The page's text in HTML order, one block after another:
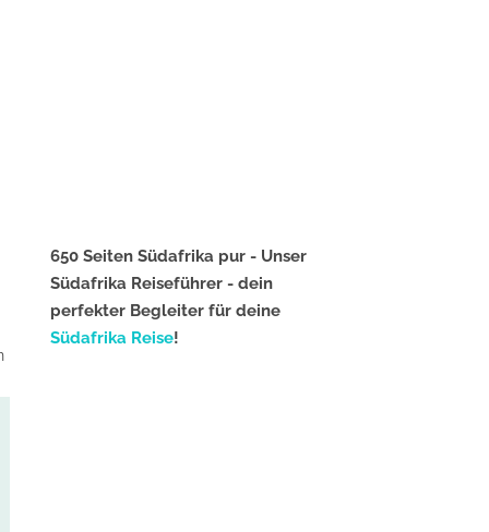
650 Seiten Südafrika pur - Unser
Südafrika Reiseführer - dein
perfekter Begleiter für deine
Südafrika Reise!